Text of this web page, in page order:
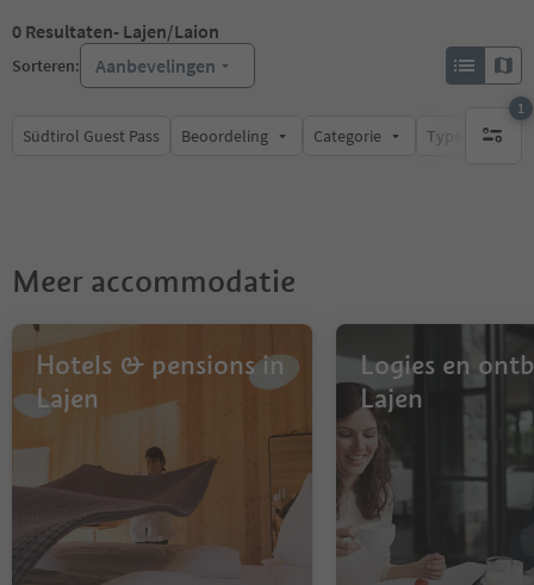
0 Resultaten- Lajen/Laion
Sorteren: Aanbevelingen
Südtirol Guest Pass Beoordeling Categorie Type catering
1
1
Meer accommodatie
Hotels & pensions in
Lajen
Logies en
Lajen